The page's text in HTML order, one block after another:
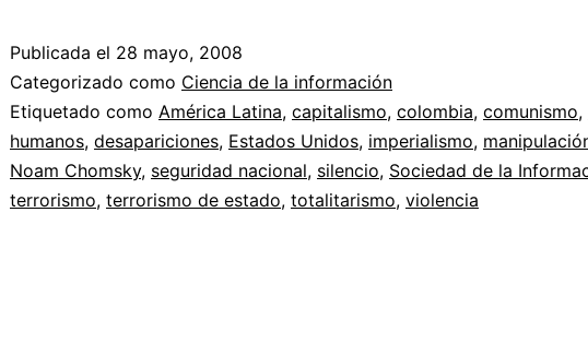
miedo
//
Análisis
del
Publicada el 28 mayo, 2008
Categorizado como Ciencia de la información
Etiquetado como América Latina, capitalismo, colombia, comunismo,
humanos, desapariciones, Estados Unidos, imperialismo,
Noam Chomsky, seguridad nacional, silencio, Sociedad de la
terrorismo, terrorismo de estado, totalitarismo, violencia